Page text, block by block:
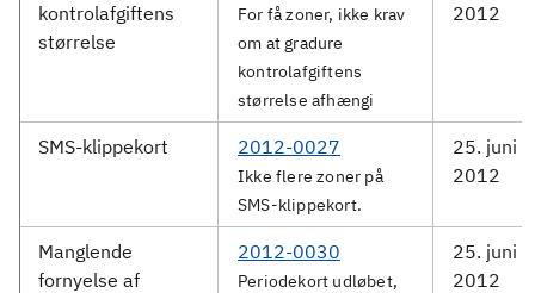
kontrolafgiftens
størrelse
For få zoner, ikke krav
om at gradure
kontrolafgiftens
størrelse afhængi
2012
SMS-klippekort 2012-0027
Ikke flere zoner på
SMS-klippekort.
25. juni
2012
Manglende
fornyelse af
2012-0030
Periodekort udløbet,
25. juni
2012